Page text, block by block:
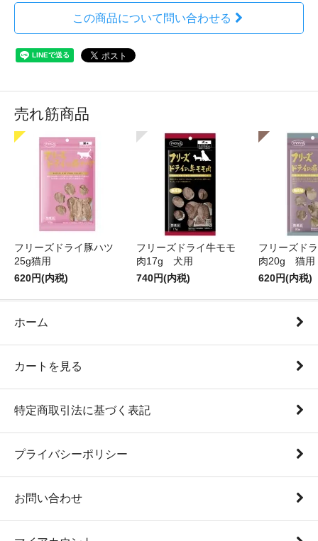
この商品について問い合わせる
売れ筋商品
フリーズドライ豚ハツ
25g猫用
620円(内税)
フリーズドライ牛モモ
肉17g 犬用
740円(内税)
フリーズド
肉20g 猫用
620円(内税)
ホーム
カートを見る
特定商取引法に基づく表記
プライバシーポリシー
お問い合わせ